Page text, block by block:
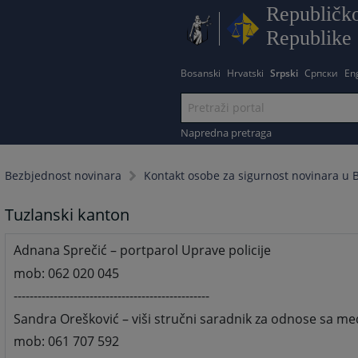
Republike
Bosanski Hrvatski Srpski Српски
Napredna pretraga
Bezbjednost novinara Kontakt osobe za sigurnost novinara u
Tuzlanski kanton
Adnana Sprečić – portparol Uprave policije
mob: 062 020 045
-------------------------------------------------
Sandra Orešković – viši stručni saradnik za odnose sa
mob: 061 707 592